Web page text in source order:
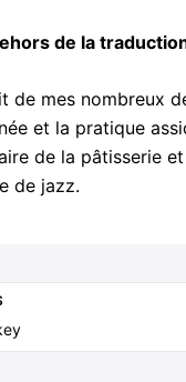
de la
de mes nombreux
et la pratique
de la pâtisserie
de jazz.